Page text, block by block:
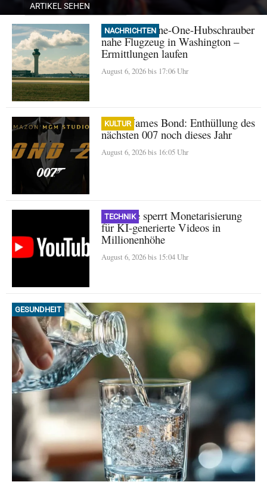
ARTIKEL SEHEN
NACHRICHTEN
Trump: Marine-One-Hubschrauber
nahe Flugzeug in Washington –
Ermittlungen laufen
August 6, 2026 bis 17:06 Uhr
KULTUR
Neuer James Bond: Enthüllung des
nächsten 007 noch dieses Jahr
August 6, 2026 bis 16:05 Uhr
TECHNIK
YouTube sperrt Monetarisierung
für KI-generierte Videos in
Millionenhöhe
August 6, 2026 bis 15:04 Uhr
GESUNDHEIT